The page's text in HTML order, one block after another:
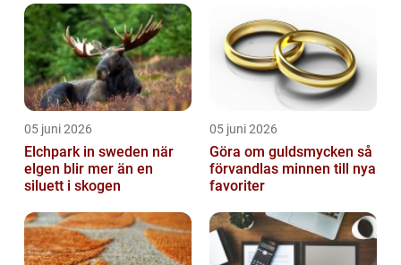
05 juni 2026
Elchpark in sweden när
elgen blir mer än en
siluett i skogen
05 juni 2026
Göra om guldsmycken så
förvandlas minnen till nya
favoriter